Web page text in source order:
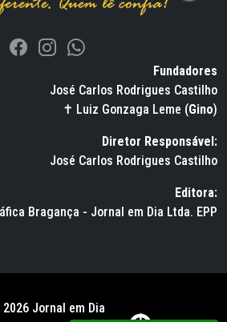
Fundadores
José Carlos Rodrigues Castilho
✝ Luiz Gonzaga Leme (Gino)
Diretor Responsável:
José Carlos Rodrigues Castilho
Editora:
Bragança - Jornal em Dia Ltda. EPP
Jornal em Dia